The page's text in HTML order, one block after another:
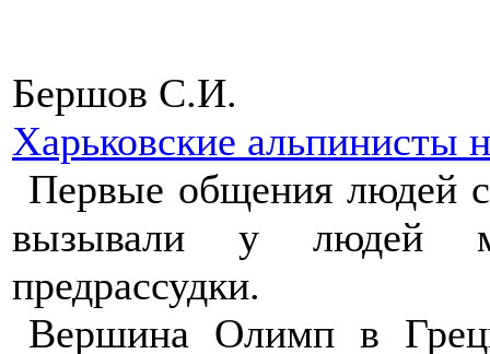
Бершов С.И.
Харьковские альпинисты
Первые общения людей
вызывали у людей
предрассудки.
Вершина Олимп в